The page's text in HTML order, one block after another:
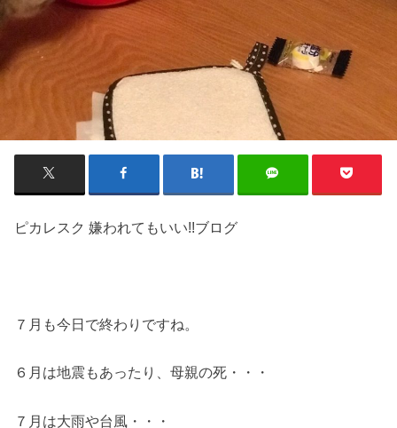
ピカレスク 嫌われてもいい!!ブログ
７月も今日で終わりですね。
６月は地震もあったり、母親の死・・・
７月は大雨や台風・・・